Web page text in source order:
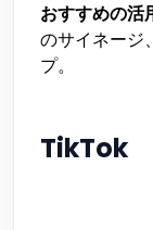
おすすめの活
のサイネージ
プ。
TikTok